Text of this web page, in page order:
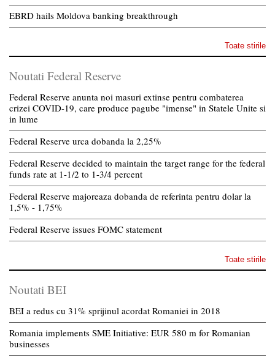
EBRD hails Moldova banking breakthrough
Toate stirile
Noutati Federal Reserve
Federal Reserve anunta noi masuri extinse pentru combaterea
crizei COVID-19, care produce pagube "imense" in Statele Unite si
in lume
Federal Reserve urca dobanda la 2,25%
Federal Reserve decided to maintain the target range for the federal
funds rate at 1-1/2 to 1-3/4 percent
Federal Reserve majoreaza dobanda de referinta pentru dolar la
1,5% - 1,75%
Federal Reserve issues FOMC statement
Toate stirile
Noutati BEI
BEI a redus cu 31% sprijinul acordat Romaniei in 2018
Romania implements SME Initiative: EUR 580 m for Romanian
businesses